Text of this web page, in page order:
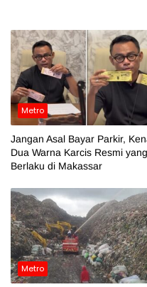
Metro
Jangan Asal Bayar Parkir,
Dua Warna Karcis Resmi yang
Berlaku di Makassar
Metro